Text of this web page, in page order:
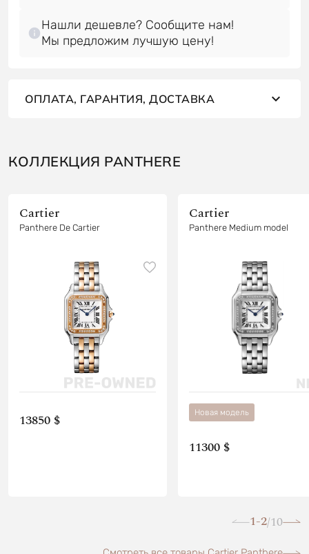
Нашли дешевле? Сообщите нам!
Мы предложим лучшую цену!
ОПЛАТА, ГАРАНТИЯ, ДОСТАВКА
КОЛЛЕКЦИЯ PANTHERE
Cartier
Panthere De Cartier
13850 $
Cartier
Panthere Medium model
Новая модель
11300 $
1-2/10